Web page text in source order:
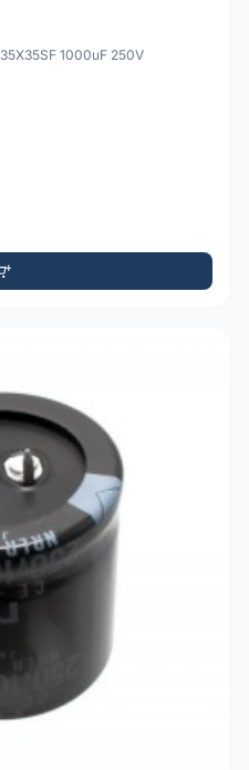
1000uF 250V